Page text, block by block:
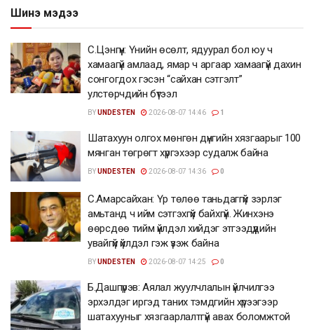
Шинэ мэдээ
С.Цэнгүүн: Үнийн өсөлт, ядуурал бол юу ч
хамаагүй амлаад, ямар ч аргаар хамаагүй дахин
сонгогдох гэсэн “сайхан сэтгэлт”
улстөрчдийн бүтээл
BYUNDESTEN 2026-08-07 14:46 1
Шатахуун олгох мөнгөн дүнгийн хязгаарыг 100
мянган төгрөгт хүргэхээр судалж байна
BYUNDESTEN 2026-08-07 14:36 0
С.Амарсайхан: Үр төлөө таньдаггүй зэрлэг
амьтанд ч ийм сэтгэхгүй байхгүй. Жинхэнэ
өөрсдөө тийм үйлдэл хийдэг этгээдүүдийн
увайгүй үйлдэл гэж үзэж байна
BYUNDESTEN 2026-08-07 14:25 0
Б.Дашпүрэв: Аялал жуулчлалын үйлчилгээ
эрхэлдэг иргэд таних тэмдгийн хүрээгээр
шатахууныг хязгаарлалтгүй авах боломжтой